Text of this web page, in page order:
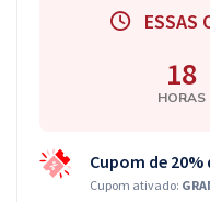
ESSAS
18
HORAS
Cupom de
Cupom ativado: